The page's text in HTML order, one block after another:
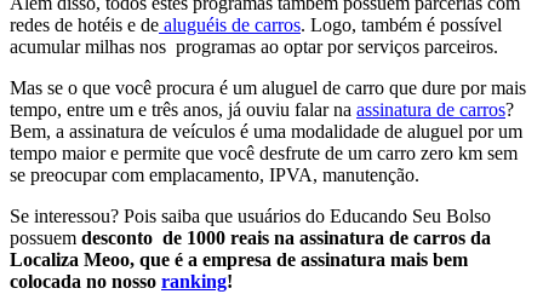
redes de hotéis e de aluguéis de carros. Logo, também é possível
acumular milhas nos programas ao optar por serviços parceiros.
Mas se o que você procura é um aluguel de carro que dure por mais
tempo, entre um e três anos, já ouviu falar na assinatura de carros?
Bem, a assinatura de veículos é uma modalidade de aluguel por um
tempo maior e permite que você desfrute de um carro zero km sem
se preocupar com emplacamento, IPVA, manutenção.
Se interessou? Pois saiba que usuários do Educando Seu Bolso
possuem desconto de 1000 reais na assinatura de carros da
Localiza Meoo, que é a empresa de assinatura mais bem
colocada no nosso ranking!